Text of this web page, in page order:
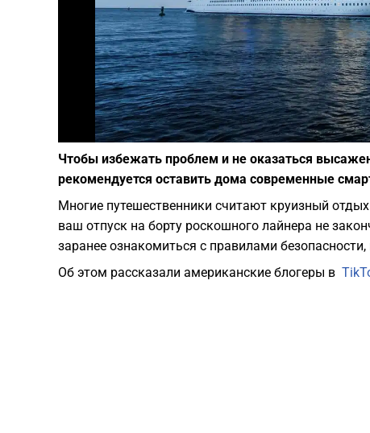
Чтобы избежать проблем и не оказаться
рекомендуется оставить дома современные
Многие путешественники считают круизный
ваш отпуск на борту роскошного лайнера не
заранее ознакомиться с правилами
Об этом рассказали американские блогеры в